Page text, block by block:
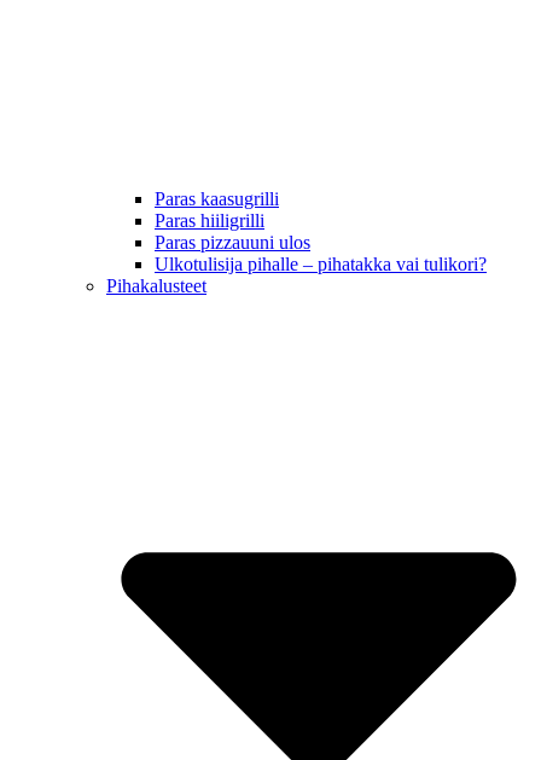
Paras kaasugrilli
Paras hiiligrilli
Paras pizzauuni ulos
Ulkotulisija pihalle – pihatakka vai tulikori?
Pihakalusteet